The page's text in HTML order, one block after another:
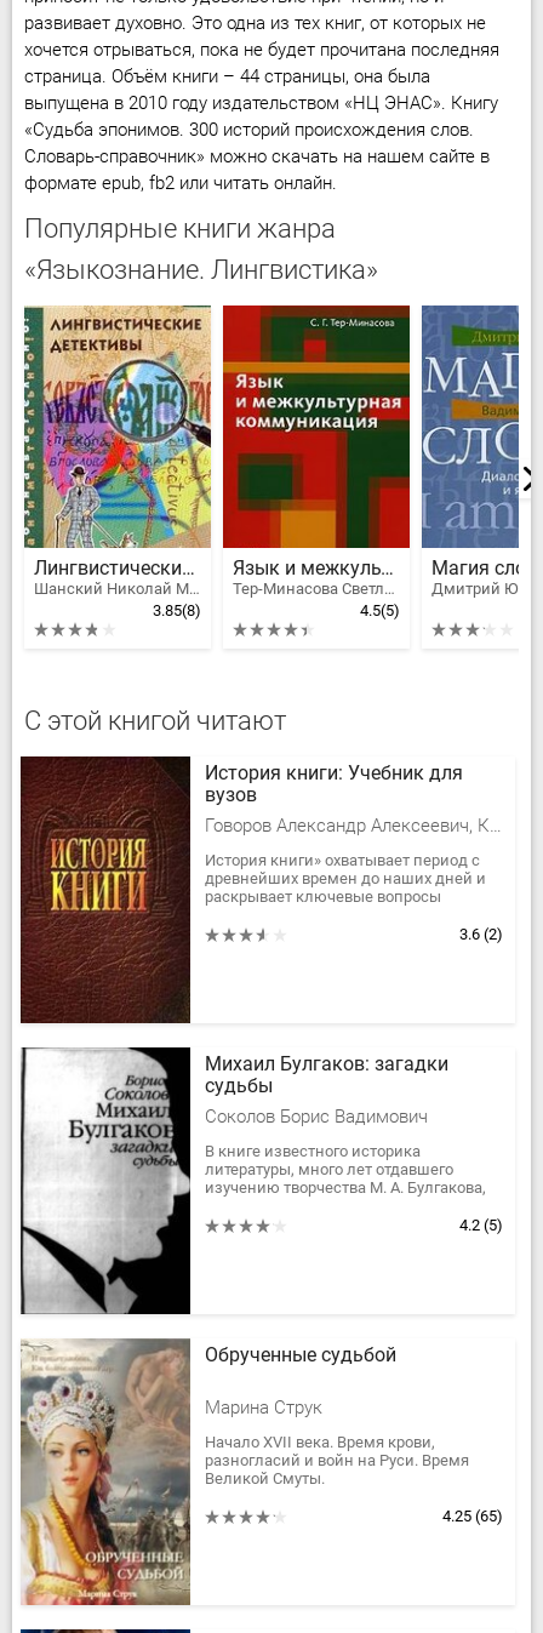
развивает духовно. Это одна из тех книг, от которых не
хочется отрываться, пока не будет прочитана последняя
страница. Объём книги – 44 страницы, она была
выпущена в 2010 году издательством «НЦ ЭНАС». Книгу
«Судьба эпонимов. 300 историй происхождения слов.
Словарь-справочник» можно скачать на нашем сайте в
формате epub, fb2 или читать онлайн.
Популярные книги жанра
«Языкознание. Лингвистика»
Лингвистические детективы
Шанский Николай Максимович
3.85(8)
Язык и межкультурная коммуникация
Тер-Минасова Светлана Григорьевна
4.5(5)
С этой книгой читают
История книги: Учебник для
вузов
Говоров Александр Алексеевич, Крылова М. Д., Хромов Олег Ростиславович, Андреева Ольга Владимировна, Волкова Любовь Львовна, Самарин Александр Юрьевич, Симонов Рем Александрович, Тихомирова Инна Валерьевна, Чекрыжова Наталия Евгеньевна, Куприянова Татьяна Георгиевна
История книги» охватывает период с
древнейших времен до наших дней и
раскрывает ключевые вопросы
части культурного наследия
3.6 (2)
Михаил Булгаков: загадки
судьбы
Соколов Борис Вадимович
В книге известного историка
литературы, много лет отдавшего
изучению творчества М. А. Булгакова,
значительных писателей XX века
4.2 (5)
Обрученные судьбой
Марина Струк
Начало XVII века. Время крови,
разногласий и войн на Руси. Время
Великой Смуты.
литовского шляхтича Владислава4.25 (65)